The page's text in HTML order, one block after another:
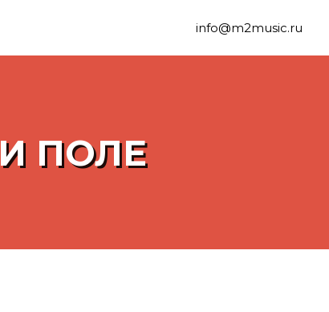
info@m2music.ru
ПОЛЕ